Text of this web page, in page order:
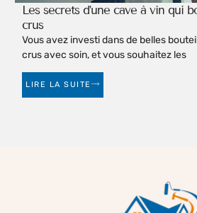
Les secrets d’une cave à vin qui
crus
Vous avez investi dans de belles
crus avec soin, et vous souhaitez les
LIRE LA SUITE